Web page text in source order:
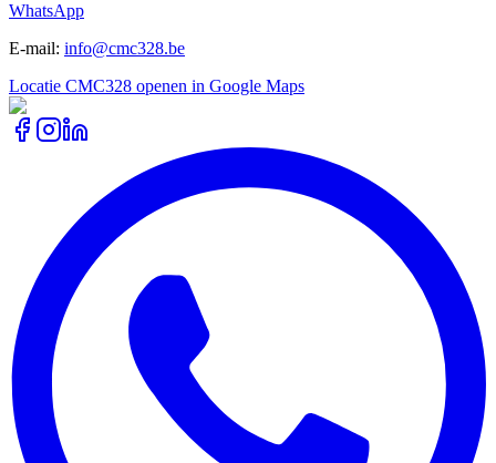
WhatsApp
E-mail: info@cmc328.be
Locatie CMC328 openen in Google Maps